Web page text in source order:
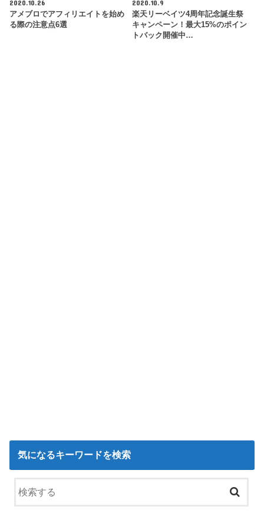
2020.10.26
アメブロでアフィリエイトを始め
る際の注意点6選
2020.10.9
楽天リーベイツ4周年記念誕生祭
キャンペーン！最大15%のポイン
トバック開催中…
気になるキーワードを検索